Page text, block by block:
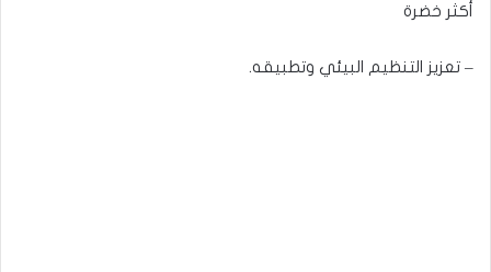
أكثر خضرة
– تعزيز التنظيم البيئي وتطبيقه.